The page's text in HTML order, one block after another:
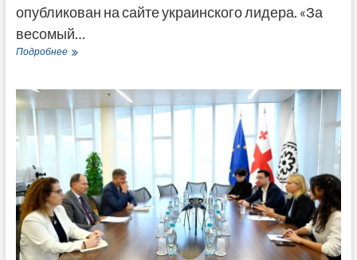
опубликован на сайте украинского лидера. «За
весомый…
ПодробнееПрезидент
Нино
Катамадзе
орденом
княгини
Ольги